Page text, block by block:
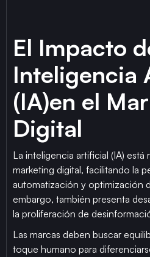
El Impacto
Inteligencia
(IA)en el
Digital
La inteligencia artificial (IA)
marketing digital, facilitando la
automatización y optimización
embargo, también presenta
la proliferación de
Las marcas deben buscar
toque humano para